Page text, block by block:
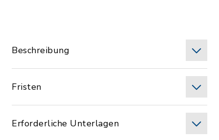
Beschreibung
Fristen
Erforderliche Unterlagen